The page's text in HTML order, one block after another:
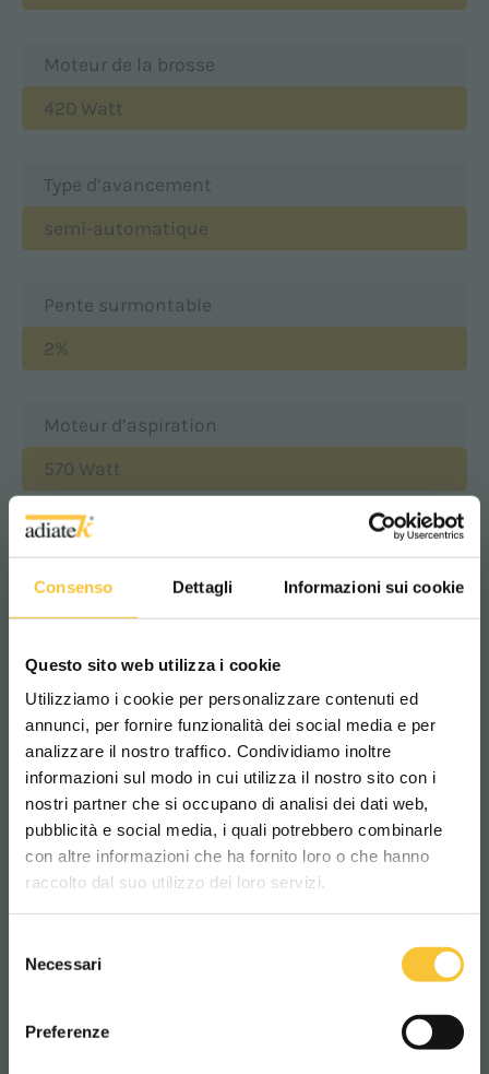
Consenso Dettagli Informazioni sui cookie
Questo sito web utilizza i cookie
Utilizziamo i cookie per personalizzare contenuti ed
annunci, per fornire funzionalità dei social media e per
analizzare il nostro traffico. Condividiamo inoltre
informazioni sul modo in cui utilizza il nostro sito con i
nostri partner che si occupano di analisi dei dati web,
pubblicità e social media, i quali potrebbero combinarle
con altre informazioni che ha fornito loro o che hanno
raccolto dal suo utilizzo dei loro servizi.
delNecessari
Preferenze
Moteur de la brosse
420 Watt
Type d’avancement
semi-automatique
Pente surmontable
2%
Moteur d’aspiration
570 Watt
Dépression à l'aspiration
120 mbar
Longueur machine
1140 mm
Largeur machine
586 mm
Poids de la machine
Scegli il paese in cui ti trovi e la tua
lingua per una migliore esperienza di
navigazione